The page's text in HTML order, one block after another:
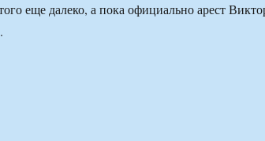
еще далеко, а пока официально арест